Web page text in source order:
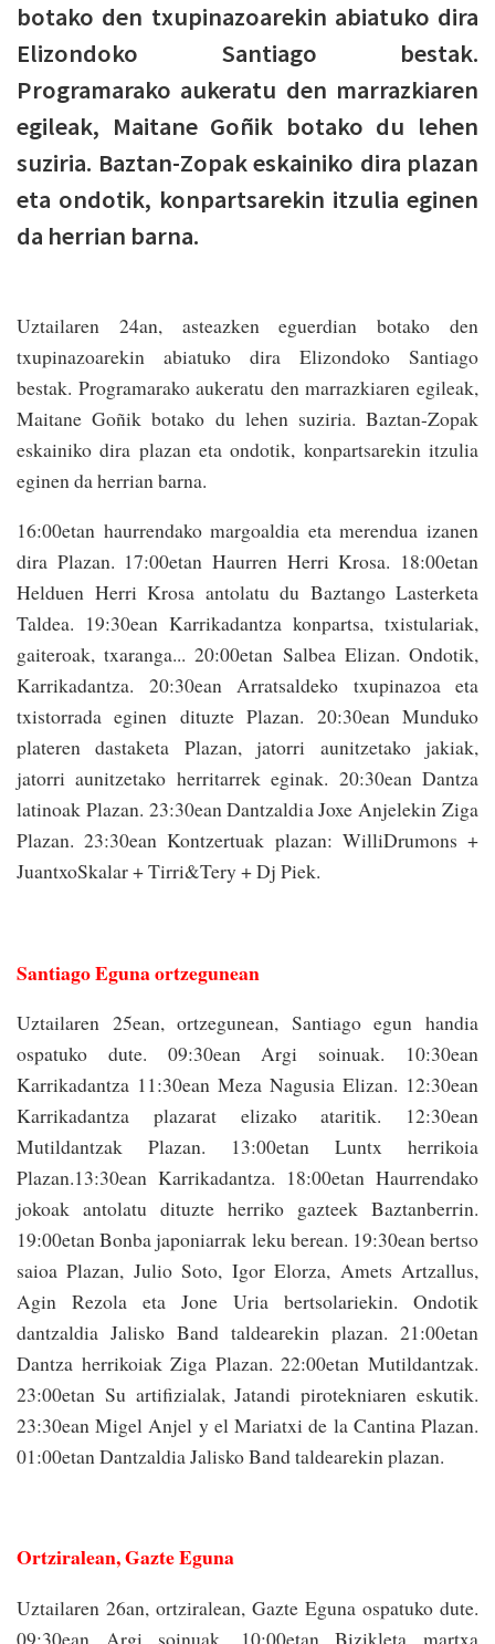
botako den txupinazoarekin abiatuko dira
Elizondoko Santiago bestak.
Programarako aukeratu den marrazkiaren
egileak, Maitane Goñik botako du lehen
suziria. Baztan-Zopak eskainiko dira plazan
eta ondotik, konpartsarekin itzulia eginen
da herrian barna.
Uztailaren 24an, asteazken eguerdian botako den
txupinazoarekin abiatuko dira Elizondoko Santiago
bestak. Programarako aukeratu den marrazkiaren egileak,
Maitane Goñik botako du lehen suziria. Baztan-Zopak
eskainiko dira plazan eta ondotik, konpartsarekin itzulia
eginen da herrian barna.
16:00etan haurrendako margoaldia eta merendua izanen
dira Plazan. 17:00etan Haurren Herri Krosa. 18:00etan
Helduen Herri Krosa antolatu du Baztango Lasterketa
Taldea. 19:30ean Karrikadantza konpartsa, txistulariak,
gaiteroak, txaranga... 20:00etan Salbea Elizan. Ondotik,
Karrikadantza. 20:30ean Arratsaldeko txupinazoa eta
txistorrada eginen dituzte Plazan. 20:30ean Munduko
plateren dastaketa Plazan, jatorri aunitzetako jakiak,
jatorri aunitzetako herritarrek eginak. 20:30ean Dantza
latinoak Plazan. 23:30ean Dantzaldia Joxe Anjelekin Ziga
Plazan. 23:30ean Kontzertuak plazan: WilliDrumons +
JuantxoSkalar + Tirri&Tery + Dj Piek.
Santiago Eguna ortzegunean
Uztailaren 25ean, ortzegunean, Santiago egun handia
ospatuko dute. 09:30ean Argi soinuak. 10:30ean
Karrikadantza 11:30ean Meza Nagusia Elizan. 12:30ean
Karrikadantza plazarat elizako ataritik. 12:30ean
Mutildantzak Plazan. 13:00etan Luntx herrikoia
Plazan.13:30ean Karrikadantza. 18:00etan Haurrendako
jokoak antolatu dituzte herriko gazteek Baztanberrin.
19:00etan Bonba japoniarrak leku berean. 19:30ean bertso
saioa Plazan, Julio Soto, Igor Elorza, Amets Artzallus,
Agin Rezola eta Jone Uria bertsolariekin. Ondotik
dantzaldia Jalisko Band taldearekin plazan. 21:00etan
Dantza herrikoiak Ziga Plazan. 22:00etan Mutildantzak.
23:00etan Su artifizialak, Jatandi pirotekniaren eskutik.
23:30ean Migel Anjel y el Mariatxi de la Cantina Plazan.
01:00etan Dantzaldia Jalisko Band taldearekin plazan.
Ortziralean, Gazte Eguna
Uztailaren 26an, ortziralean, Gazte Eguna ospatuko dute.
09:30ean Argi soinuak. 10:00etan Bizikleta martxa